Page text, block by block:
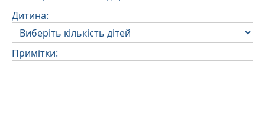
Дитина:
Примітки: